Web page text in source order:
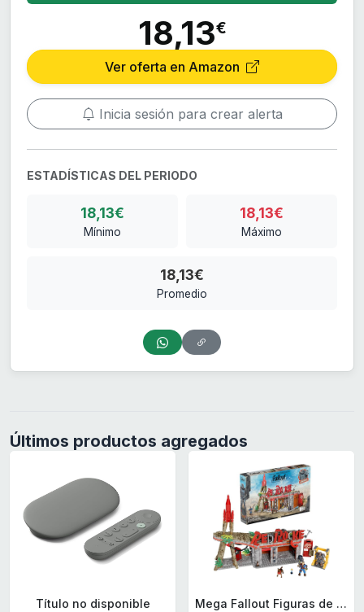
18,13€
Ver oferta en Amazon
Inicia sesión para crear alerta
ESTADÍSTICAS DEL PERIODO
18,13€
Mínimo
18,13€
Máximo
18,13€
Promedio
Últimos productos agregados
Título no disponible
Mega Fallout Figuras de acción y Juguetes de construcción, Parada de Camiones Red Rocket con 824 Piezas, 2 Personajes articulados y Accesorios, para coleccionistas, HXT00